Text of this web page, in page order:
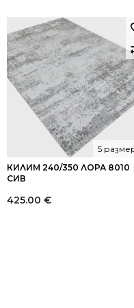
КИЛИМ 240/350 ЛОРА 8010
СИВ
5
425.00 €